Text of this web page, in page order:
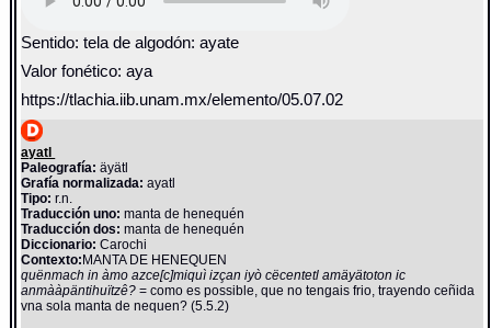
Sentido: tela de algodón: ayate
Valor fonético: aya
https://tlachia.iib.unam.mx/elemento/05.07.02
ayatl
Paleografía: äyätl
Grafía normalizada: ayatl
Tipo: r.n.
Traducción uno: manta de henequén
Traducción dos: manta de henequén
Diccionario:Carochi
Contexto: MANTA DE HENEQUEN
quënmach in àmo azce[c]miquì izçan iyò cëcentetl amäyätoton ic
anmààpäntihuïtzê?= como es possible, que no tengais frio, trayendo ceñida
vna sola manta de nequen? (5.5.2)